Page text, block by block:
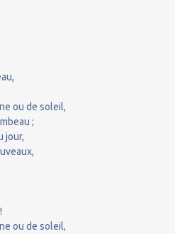
ou de soleil,
;
jour,
ou de soleil,